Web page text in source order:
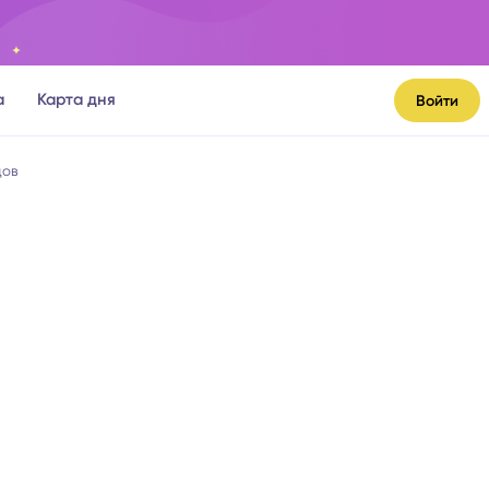
Карта дня Войти